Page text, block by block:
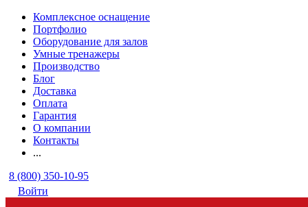
Комплексное оснащение
Портфолио
Оборудование для залов
Умные тренажеры
Производство
Блог
Доставка
Оплата
Гарантия
О компании
Контакты
...
8 (800) 350-10-95
Войти